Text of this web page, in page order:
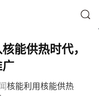
能供热时代，
广
核能利用核能供热